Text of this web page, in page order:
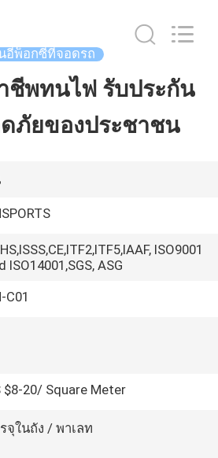
อีพ็อกซี่ที่จอดรถ
ชีพทนไฟ รับประกัน
ภัยของประชาชน
ISO9001
ISO14001,SGS, ASG
C01
$8-20/ Square Meter
จุในถัง / พาเลท